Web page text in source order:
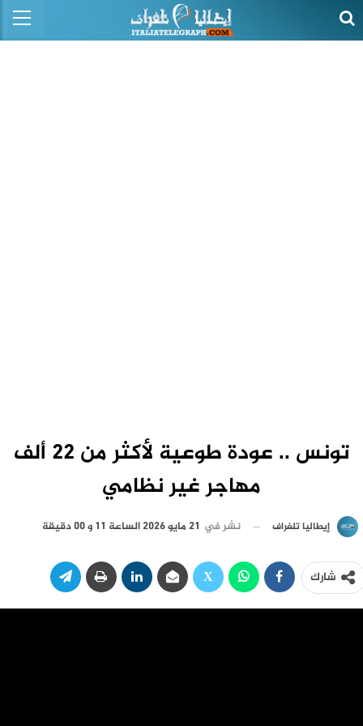
تونس .. عودة طوعية لأكثر من 22 ألف
مهاجر غير نظامي
إيطاليا تلغراف نشر في 21 مايو 2026 الساعة 11 و 00 دقيقة
شارك